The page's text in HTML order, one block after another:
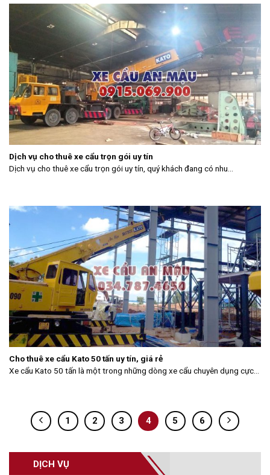
DỊCH VỤ
Dịch vụ cho thuê xe cẩu trọn gói uy tín
Dịch vụ cho thuê xe cẩu trọn gói uy tín, quý khách đang có nhu...
Cho thuê xe cẩu Kato 50 tấn uy tín, giá rẻ
Xe cẩu Kato 50 tấn là một trong những dòng xe cẩu chuyên dụng cực...
1 2 3 4 5 6